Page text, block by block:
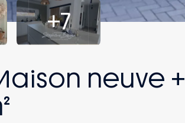
avec
neuve +